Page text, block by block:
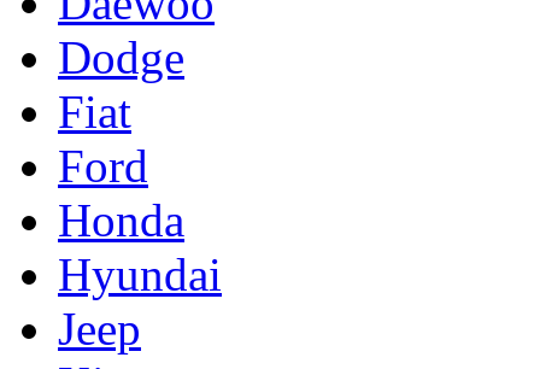
Dodge
Fiat
Ford
Honda
Hyundai
Jeep